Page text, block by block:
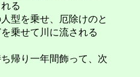
る
型を乗せ、厄除けのと
乗せて川に流される
帰り一年間飾って、次